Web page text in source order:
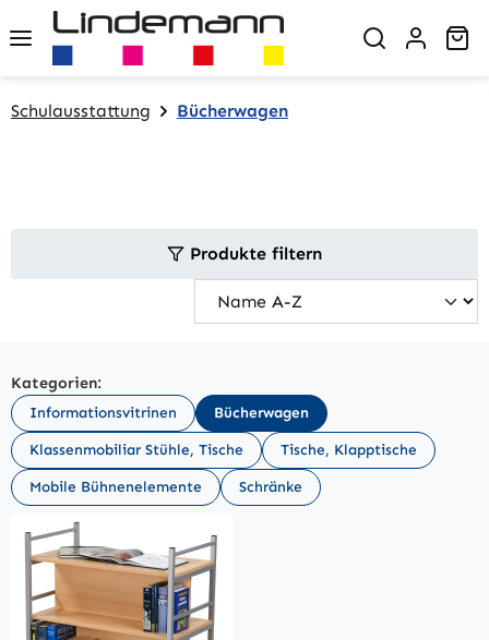
Zum Hauptinhalt springen
Schulausstattung Bücherwagen
Produkte filtern
Kategorien:
Informationsvitrinen
Bücherwagen
Klassenmobiliar Stühle, Tische
Tische, Klapptische
Mobile Bühnenelemente
Schränke